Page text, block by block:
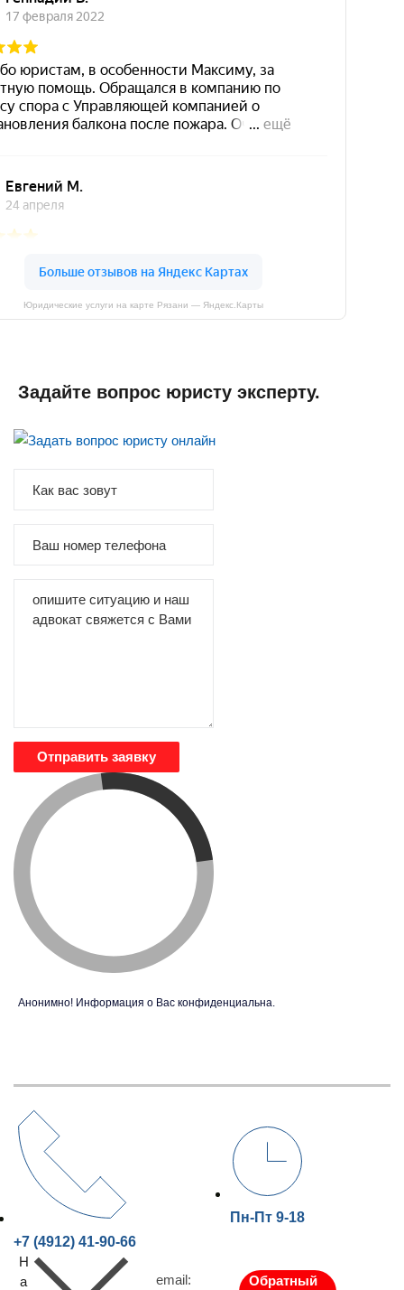
Юридические услуги на карте Рязани — Яндекс.Карты
Задайте вопрос юристу эксперту.
Отправить заявку
Анонимно! Информация о Вас конфиденциальна.
+7 (4912) 41-90-66
Пн-Пт 9-18
Н
а
email:
Обратный